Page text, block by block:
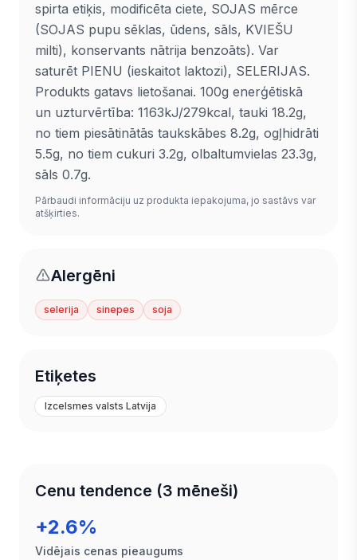
spirta etiķis, modificēta ciete, SOJAS mērce
(SOJAS pupu sēklas, ūdens, sāls, KVIEŠU
milti), konservants nātrija benzoāts). Var
saturēt PIENU (ieskaitot laktozi), SELERIJAS.
Produkts gatavs lietošanai. 100g enerģētiskā
un uzturvērtība: 1163kJ/279kcal, tauki 18.2g,
no tiem piesātinātās taukskābes 8.2g, ogļhidrāti
5.5g, no tiem cukuri 3.2g, olbaltumvielas 23.3g,
sāls 0.7g.
Pārbaudi informāciju uz produkta iepakojuma, jo sastāvs var
atšķirties.
Alergēni
selerija sinepes soja
Etiķetes
Izcelsmes valsts Latvija
Cenu tendence (3 mēneši)
+2.6%
Vidējais cenas pieaugums